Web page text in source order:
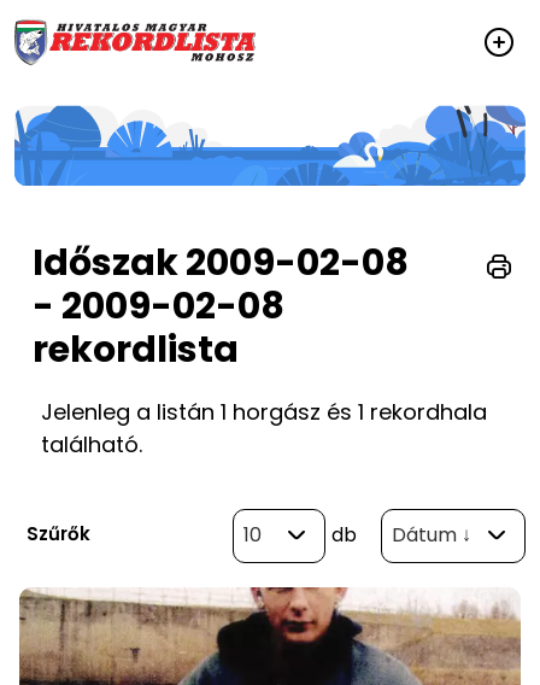
Időszak 2009-02-08
- 2009-02-08
rekordlista
Jelenleg a listán 1 horgász és 1 rekordhala
található.
Szűrők 10 db Dátum ↓